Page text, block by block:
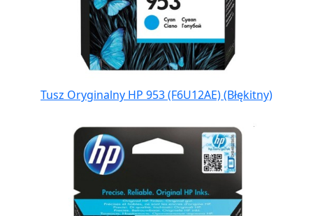
Tusz Oryginalny HP 953 (F6U12AE) (Błękitny)